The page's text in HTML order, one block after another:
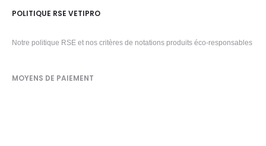
POLITIQUE RSE VETIPRO
Notre politique RSE et nos critères de notations produits éco-responsables
MOYENS DE PAIEMENT